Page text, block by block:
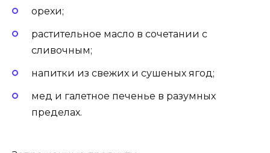
орехи;
растительное масло в сочетании с
сливочным;
напитки из свежих и сушеных ягод;
мед и галетное печенье в разумных
пределах.